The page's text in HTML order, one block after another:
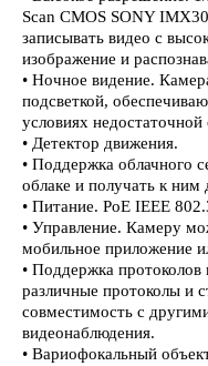
Scan CMOS SONY
записывать видео с
изображение и
• Ночное видение.
подсветкой,
условиях
• Детектор движения.
• Поддержка облачного
облаке и получать к ним
• Питание. PoE IEEE
• Управление. Камеру
мобильное приложение
• Поддержка протоколов
различные протоколы и
совместимость с
видеонаблюдения.
• Вариофокальный